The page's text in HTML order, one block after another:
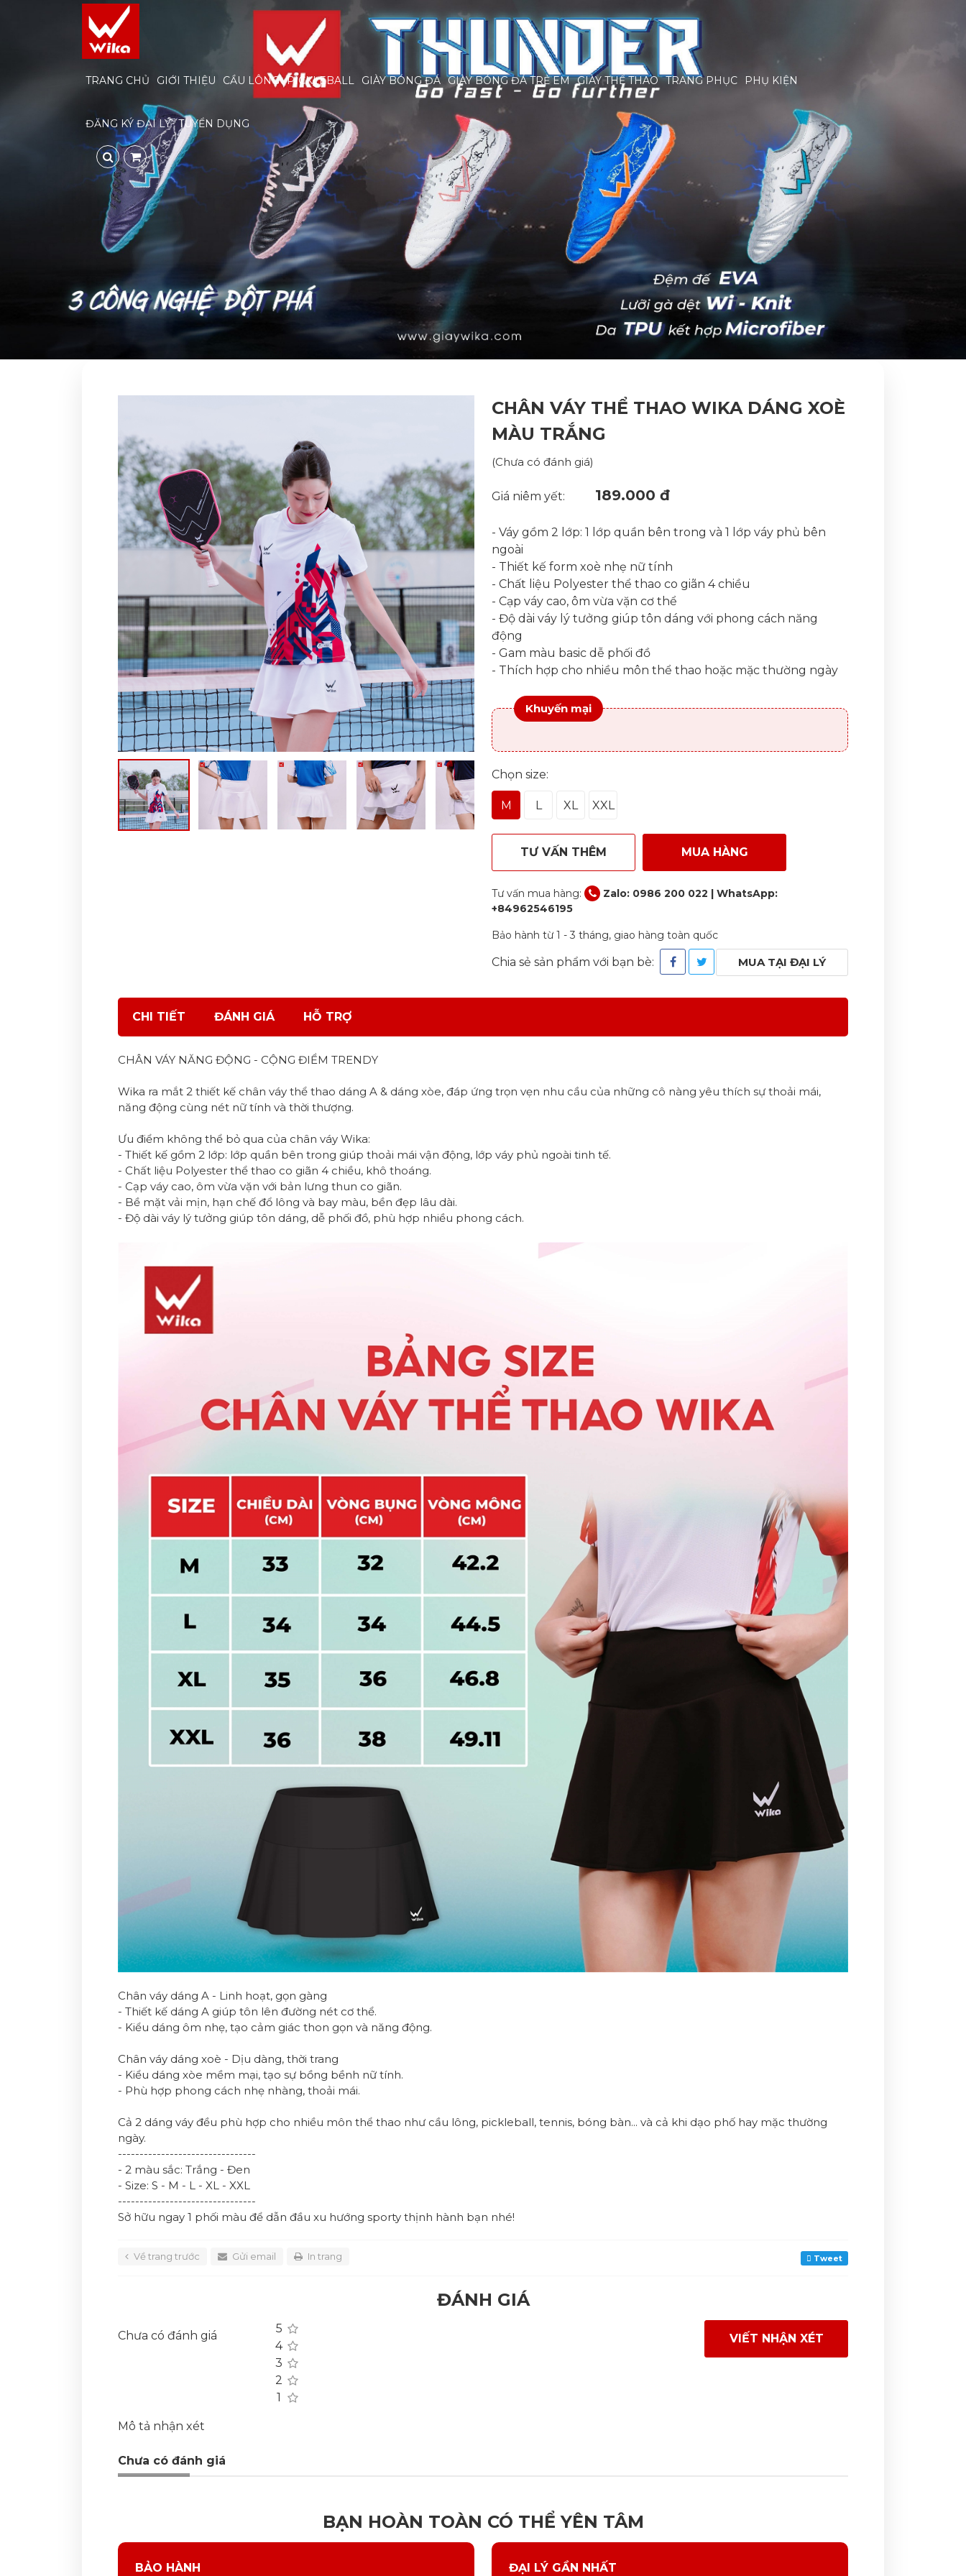
TRANG CHỦ GIỚI THIỆU CẦU LÔNG PICKLEBALL GIÀY BÓNG ĐÁ GIÀY BÓNG ĐÁ TRẺ EM GIÀY THỂ THAO TRANG PHỤC PHỤ KIỆN
ĐĂNG KÝ ĐẠI LÝ TUYỂN DỤNG
CHÂN VÁY THỂ THAO WIKA DÁNG XOÈ
MÀU TRẮNG
(Chưa có đánh giá)
Giá niêm yết: 189.000 đ
- Váy gồm 2 lớp: 1 lớp quần bên trong và 1 lớp váy phủ bên
ngoài
- Thiết kế form xoè nhẹ nữ tính
- Chất liệu Polyester thể thao co giãn 4 chiều
- Cạp váy cao, ôm vừa vặn cơ thể
- Độ dài váy lý tưởng giúp tôn dáng với phong cách năng
động
- Gam màu basic dễ phối đồ
- Thích hợp cho nhiều môn thể thao hoặc mặc thường ngày
Khuyến mại
Chọn size:
M L XL XXL
TƯ VẤN THÊM MUA HÀNG
Tư vấn mua hàng:
Zalo: 0986 200 022 | WhatsApp:
+84962546195
Bảo hành từ 1 - 3 tháng, giao hàng toàn quốc
Chia sẻ sản phẩm với bạn bè: MUA TẠI ĐẠI LÝ
CHI TIẾT ĐÁNH GIÁ HỖ TRỢ
CHÂN VÁY NĂNG ĐỘNG - CỘNG ĐIỂM TRENDY
Wika ra mắt 2 thiết kế chân váy thể thao dáng A & dáng xòe, đáp ứng trọn vẹn nhu cầu của những cô nàng yêu thích sự thoải mái,
năng động cùng nét nữ tính và thời thượng.
Ưu điểm không thể bỏ qua của chân váy Wika:
- Thiết kế gồm 2 lớp: lớp quần bên trong giúp thoải mái vận động, lớp váy phủ ngoài tinh tế.
- Chất liệu Polyester thể thao co giãn 4 chiều, khô thoáng.
- Cạp váy cao, ôm vừa vặn với bản lưng thun co giãn.
- Bề mặt vải mịn, hạn chế đổ lông và bay màu, bền đẹp lâu dài.
- Độ dài váy lý tưởng giúp tôn dáng, dễ phối đồ, phù hợp nhiều phong cách.
Chân váy dáng A - Linh hoạt, gọn gàng
- Thiết kế dáng A giúp tôn lên đường nét cơ thể.
- Kiểu dáng ôm nhẹ, tạo cảm giác thon gọn và năng động.
Chân váy dáng xoè - Dịu dàng, thời trang
- Kiểu dáng xòe mềm mại, tạo sự bồng bềnh nữ tính.
- Phù hợp phong cách nhẹ nhàng, thoải mái.
Cả 2 dáng váy đều phù hợp cho nhiều môn thể thao như cầu lông, pickleball, tennis, bóng bàn... và cả khi dạo phố hay mặc thường
ngày.
--------------------------------
- 2 màu sắc: Trắng - Đen
- Size: S - M - L - XL - XXL
--------------------------------
Sở hữu ngay 1 phối màu để dẫn đầu xu hướng sporty thịnh hành bạn nhé!
Về trang trước Gửi email In trang Tweet
ĐÁNH GIÁ
Chưa có đánh giá
5
4
3
2
1
VIẾT NHẬN XÉT
Mô tả nhận xét
Chưa có đánh giá
BẠN HOÀN TOÀN CÓ THỂ YÊN TÂM
BẢO HÀNH ĐẠI LÝ GẦN NHẤT